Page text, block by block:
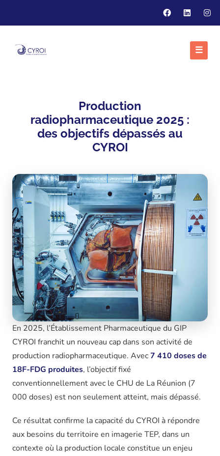
☰
Production
radiopharmaceutique 2025 :
des objectifs dépassés au
CYROI
En 2025, l’Établissement Pharmaceutique du GIP
CYROI franchit un nouveau cap dans son activité de
production radiopharmaceutique. Avec7 410 doses de
18F-FDG produites, l’objectif fixé
conventionnellement avec le CHU de La Réunion (7
000 doses) est non seulement atteint, mais dépassé.
Ce résultat confirme la capacité du CYROI à répondre
aux besoins du territoire en imagerie TEP, dans un
contexte où la production locale constitue un enjeu